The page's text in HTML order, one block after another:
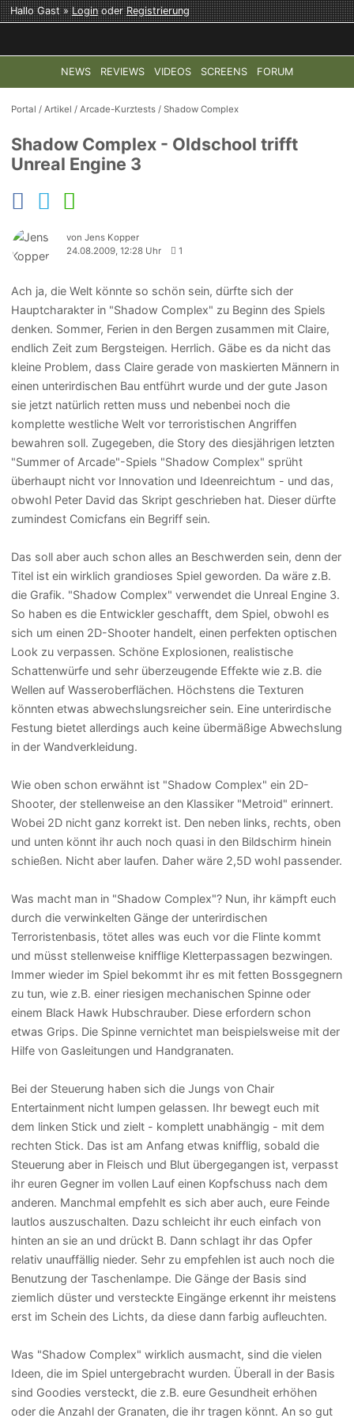
Hallo Gast »LoginoderRegistrierung
NEWS REVIEWS VIDEOS SCREENS FORUM
TOP-THEMEN: COD: MODERN WARFARE 4 HALO:
Portal /Artikel /Arcade-Kurztests /Shadow Complex
Shadow Complex - Oldschool trifft
Unreal Engine 3
von Jens Kopper
24.08.2009, 12:28 Uhr
1
Ach ja, die Welt könnte so schön sein, dürfte sich der
Hauptcharakter in "Shadow Complex" zu Beginn des Spiels
denken. Sommer, Ferien in den Bergen zusammen mit Claire,
endlich Zeit zum Bergsteigen. Herrlich. Gäbe es da nicht das
kleine Problem, dass Claire gerade von maskierten Männern in
einen unterirdischen Bau entführt wurde und der gute Jason
sie jetzt natürlich retten muss und nebenbei noch die
komplette westliche Welt vor terroristischen Angriffen
bewahren soll. Zugegeben, die Story des diesjährigen letzten
"Summer of Arcade"-Spiels "Shadow Complex" sprüht
überhaupt nicht vor Innovation und Ideenreichtum - und das,
obwohl Peter David das Skript geschrieben hat. Dieser dürfte
zumindest Comicfans ein Begriff sein.
Das soll aber auch schon alles an Beschwerden sein, denn der
Titel ist ein wirklich grandioses Spiel geworden. Da wäre z.B.
die Grafik. "Shadow Complex" verwendet die Unreal Engine 3.
So haben es die Entwickler geschafft, dem Spiel, obwohl es
sich um einen 2D-Shooter handelt, einen perfekten optischen
Look zu verpassen. Schöne Explosionen, realistische
Schattenwürfe und sehr überzeugende Effekte wie z.B. die
Wellen auf Wasseroberflächen. Höchstens die Texturen
könnten etwas abwechslungsreicher sein. Eine unterirdische
Festung bietet allerdings auch keine übermäßige Abwechslung
in der Wandverkleidung.
Wie oben schon erwähnt ist "Shadow Complex" ein 2D-
Shooter, der stellenweise an den Klassiker "Metroid" erinnert.
Wobei 2D nicht ganz korrekt ist. Den neben links, rechts, oben
und unten könnt ihr auch noch quasi in den Bildschirm hinein
schießen. Nicht aber laufen. Daher wäre 2,5D wohl passender.
Was macht man in "Shadow Complex"? Nun, ihr kämpft euch
durch die verwinkelten Gänge der unterirdischen
Terroristenbasis, tötet alles was euch vor die Flinte kommt
und müsst stellenweise knifflige Kletterpassagen bezwingen.
Immer wieder im Spiel bekommt ihr es mit fetten Bossgegnern
zu tun, wie z.B. einer riesigen mechanischen Spinne oder
einem Black Hawk Hubschrauber. Diese erfordern schon
etwas Grips. Die Spinne vernichtet man beispielsweise mit der
Hilfe von Gasleitungen und Handgranaten.
Bei der Steuerung haben sich die Jungs von Chair
Entertainment nicht lumpen gelassen. Ihr bewegt euch mit
dem linken Stick und zielt - komplett unabhängig - mit dem
rechten Stick. Das ist am Anfang etwas knifflig, sobald die
Steuerung aber in Fleisch und Blut übergegangen ist, verpasst
ihr euren Gegner im vollen Lauf einen Kopfschuss nach dem
anderen. Manchmal empfehlt es sich aber auch, eure Feinde
lautlos auszuschalten. Dazu schleicht ihr euch einfach von
hinten an sie an und drückt B. Dann schlagt ihr das Opfer
relativ unauffällig nieder. Sehr zu empfehlen ist auch noch die
Benutzung der Taschenlampe. Die Gänge der Basis sind
ziemlich düster und versteckte Eingänge erkennt ihr meistens
erst im Schein des Lichts, da diese dann farbig aufleuchten.
Was "Shadow Complex" wirklich ausmacht, sind die vielen
Ideen, die im Spiel untergebracht wurden. Überall in der Basis
sind Goodies versteckt, die z.B. eure Gesundheit erhöhen
oder die Anzahl der Granaten, die ihr tragen könnt. An so gut